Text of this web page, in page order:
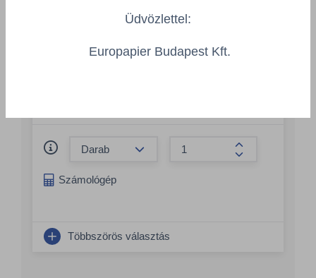
Fürdőszobai tisztító- és vízkőoldószer -
Összeg
Számológép
Többszörös választás
Üdvözlettel:
Europapier Budapest Kft.